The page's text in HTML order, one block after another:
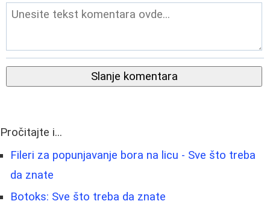
Slanje komentara
Pročitajte i...
Fileri za popunjavanje bora na licu - Sve što treba
da znate
Botoks: Sve što treba da znate